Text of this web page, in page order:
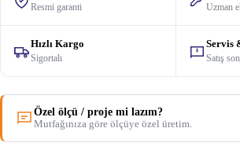
Resmi garanti Uzman
Hızlı Kargo
Sigortalı
Servis
Satış
Özel ölçü / proje mi lazım?
Mutfağınıza göre ölçüye özel üretim.